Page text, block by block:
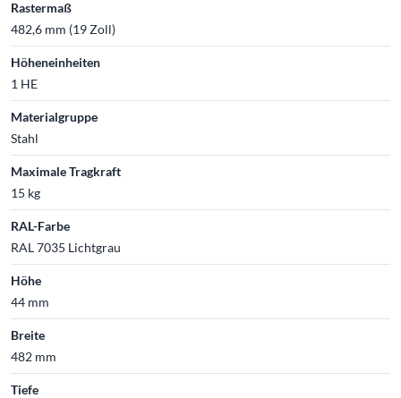
Rastermaß
482,6 mm (19 Zoll)
Höheneinheiten
1 HE
Materialgruppe
Stahl
Maximale Tragkraft
15 kg
RAL-Farbe
RAL 7035 Lichtgrau
Höhe
44 mm
Breite
482 mm
Tiefe